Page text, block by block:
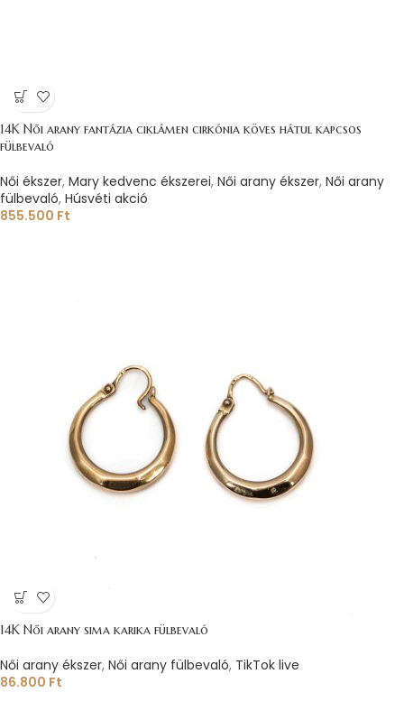
14K Női arany fantázia ciklámen cirkónia köves hátul kapcsos
fülbevaló
Női ékszer, Mary kedvenc ékszerei, Női arany ékszer, Női arany
fülbevaló, Húsvéti akció
855.500 Ft
14K Női arany sima karika fülbevaló
Női arany ékszer, Női arany fülbevaló, TikTok live
86.800 Ft